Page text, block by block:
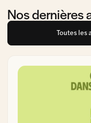
Nos dernières
Toutes les